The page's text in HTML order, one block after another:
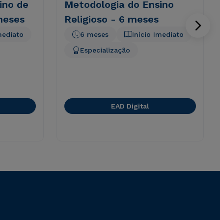
de
Metodologia do Ensino
Religioso - 6 meses
Início Imediato
6 meses
Especialização
EAD Digital